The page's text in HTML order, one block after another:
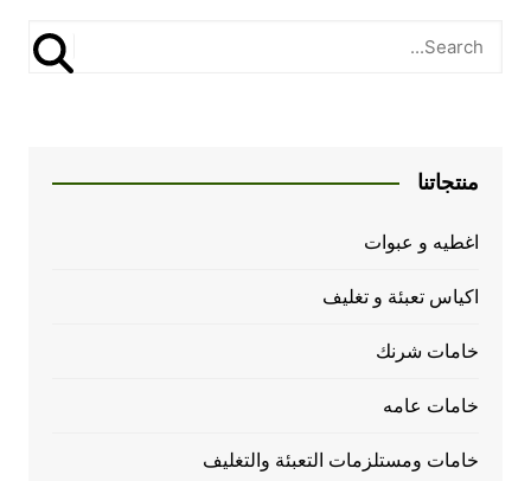
منتجاتنا
اغطيه و عبوات
اكياس تعبئة و تغليف
خامات شرنك
خامات عامه
خامات ومستلزمات التعبئة والتغليف